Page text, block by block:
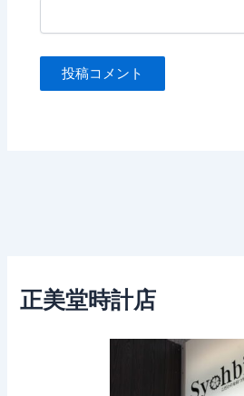
正美堂時計店